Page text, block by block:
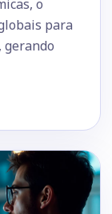
o
para
gerando